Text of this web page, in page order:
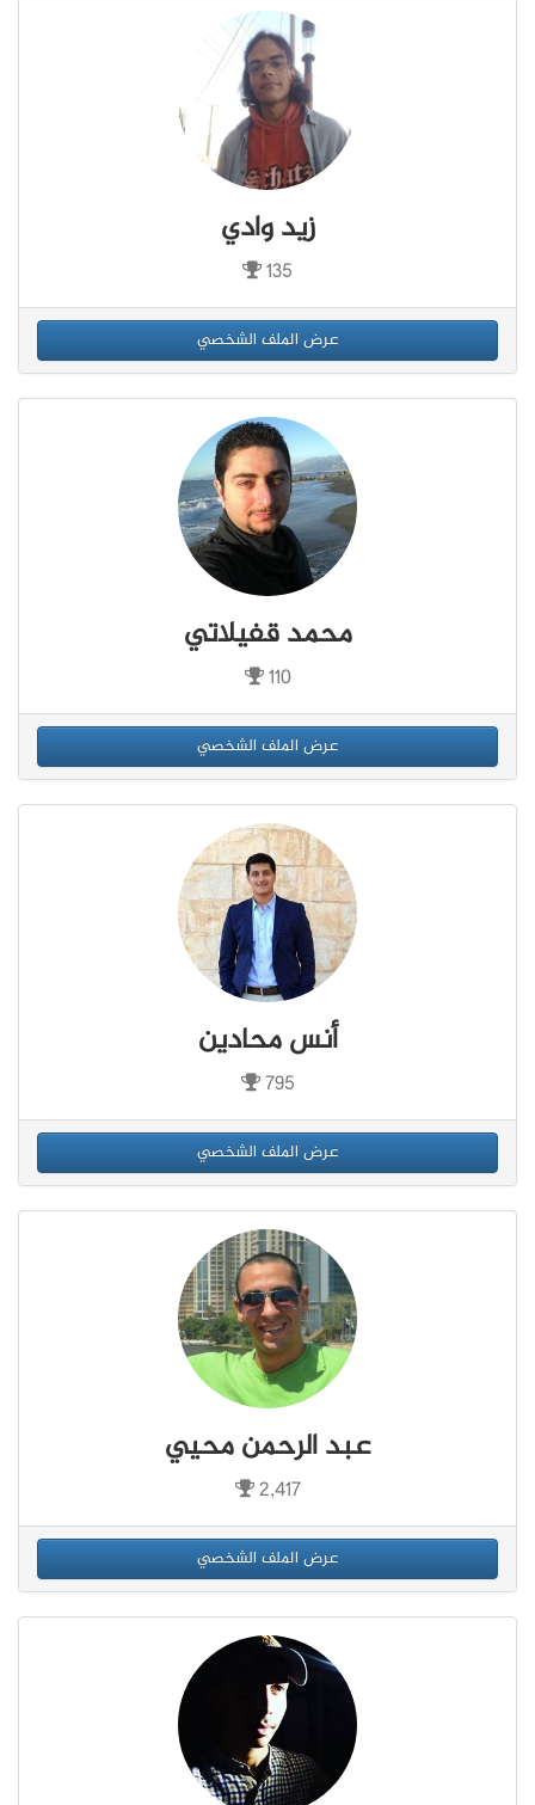
زيد وادي
135
عرض الملف الشخصي
محمد قفيلاتي
110
عرض الملف الشخصي
أنس محادين
795
عرض الملف الشخصي
عبد الرحمن محيي
2,417
عرض الملف الشخصي